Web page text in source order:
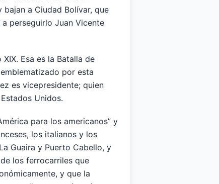
a Ciudad Bolívar, que
perseguirlo Juan Vicente
Esa es la Batalla de
por esta
es vicepresidente; quien
Unidos.
para los americanos” y
los italianos y los
Guaira y Puerto Cabello, y
los ferrocarriles que
y que la